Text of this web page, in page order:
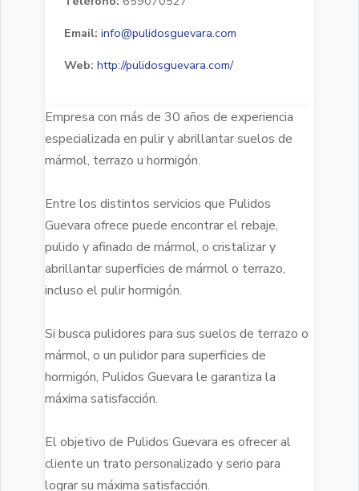
Email: info@pulidosguevara.com
Web: http://pulidosguevara.com/
Empresa con más de 30 años de experiencia
especializada en pulir y abrillantar suelos de
mármol, terrazo u hormigón.
Entre los distintos servicios que Pulidos
Guevara ofrece puede encontrar el rebaje,
pulido y afinado de mármol, o cristalizar y
abrillantar superficies de mármol o terrazo,
incluso el pulir hormigón.
Si busca pulidores para sus suelos de terrazo o
mármol, o un pulidor para superficies de
hormigón, Pulidos Guevara le garantiza la
máxima satisfacción.
El objetivo de Pulidos Guevara es ofrecer al
cliente un trato personalizado y serio para
lograr su máxima satisfacción.